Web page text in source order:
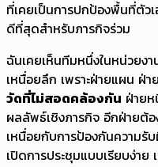
ที่เคยเป็นการปกป้องพื้นที่ตัว
ดีที่สุดสำหรับภารกิจร่วม
ฉันเคยเห็นทีมหนึ่งในหน่วยง
เหนื่อยลึก เพราะฝ่ายแผน ฝ่า
วัดที่ไม่สอดคล้องกัน ฝ่ายห
ผลลัพธ์เชิงภารกิจ อีกฝ่ายต้
เหนื่อยกับการป้องกันความรั
เปิดการประชุมแบบเรียบง่าย